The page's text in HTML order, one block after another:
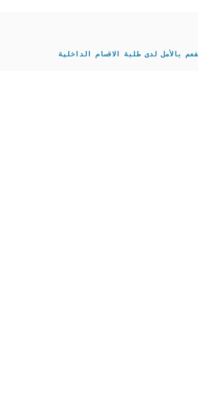
بالأمل لدى طلبة الاقسام الداخلية